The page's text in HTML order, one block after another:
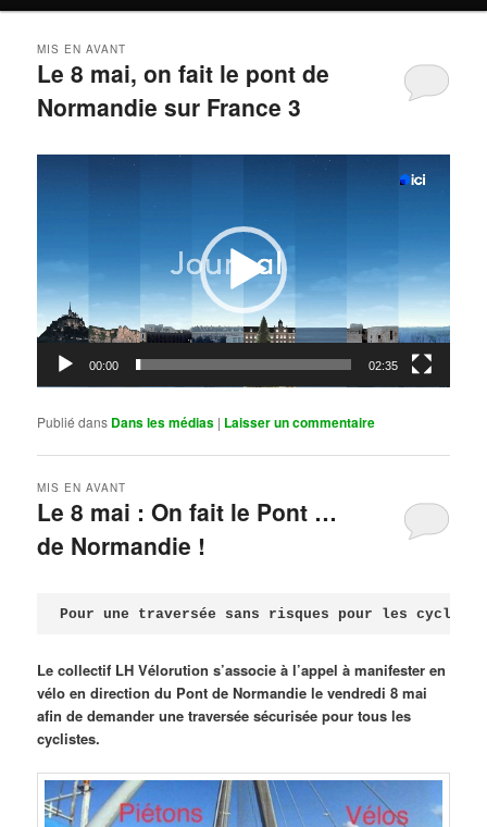
Le 8 mai, on fait le pont de
Normandie sur France 3
MIS EN AVANT
00:00 02:35
Publié dans Dans les médias | Laisser un commentaire
Le 8 mai : On fait le Pont …
de Normandie !
MIS EN AVANT
Pour une traversée sans risques pour les
Le collectif LH Vélorution s’associe à l’appel à manifester en
vélo en direction du Pont de Normandie le vendredi 8 mai
afin de demander une traversée sécurisée pour tous les
cyclistes.